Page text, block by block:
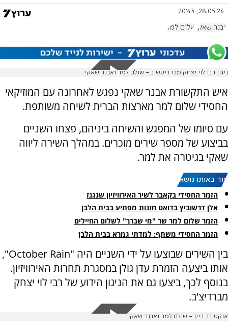
28.05.26, 20:43
אבנר שאקי שלום למר
ניגון רבי לוי יצחק מברדיטשוב - שולם למר ואבנר שאקי
איש התקשורת אבנר שאקי נפגש לאחרונה עם המוזיקאי
החסידי שלום למר מארצות הברית לשיחה משותפת.
עם סיומו של המפגש והשיחה ביניהם, פצחו השניים
בביצוע של מספר שירים מוכרים. במהלך השירה ליווה
שאקי בגיטרה את למר.
עוד באותו נושא:
הזמר החסידי בקאבר לשיר האירוויזיון שנגנז
אלן דרשוביץ בדואט חזנות מפתיע בבית הלבן
הזמר שלום למר שר "מי שברך" לשלום החיילים
הזמר החסידי משתף: למדתי גמרא בבית הלבן
בין השירים שבוצעו על ידי השניים היה "October Rain",
אותו ביצעה הזמרת עדן גולן במסגרת תחרות האירוויזיון.
בנוסף לכך, ביצעו גם את הניגון הידוע של רבי לוי יצחק
מברדיצ'ב.
אוקטובר ריין - שולם למר ואבנר שאקי